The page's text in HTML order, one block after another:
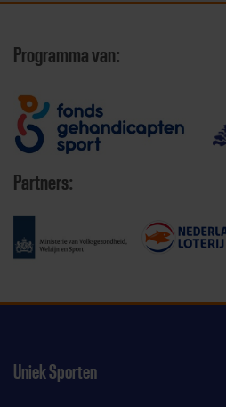
Programma van:
Partners:
Uniek Sporten